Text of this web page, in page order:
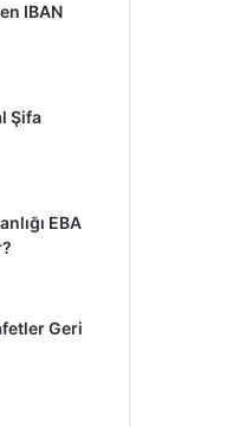
IBAN
Şifa
EBA
Geri